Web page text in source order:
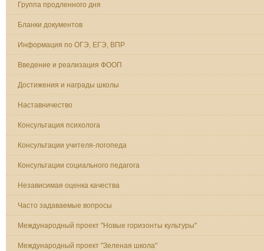
Группа продленного дня
Бланки документов
Информация по ОГЭ, ЕГЭ, ВПР
Введение и реализация ФООП
Достижения и награды школы
Наставничество
Консультация психолога
Консультации учителя-логопеда
Консультации социального педагога
Независимая оценка качества
Часто задаваемые вопросы
Международный проект "Новые горизонты культуры"
Международный проект "Зеленая школа"